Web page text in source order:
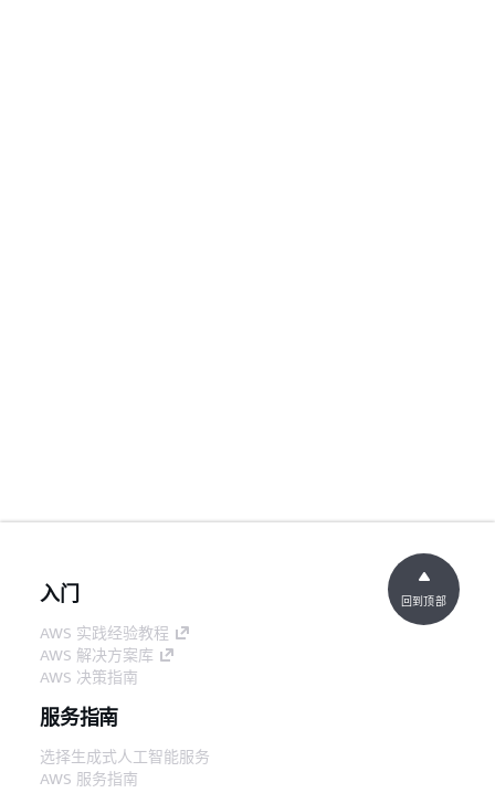
入门
AWS 实践经验教程
AWS 解决方案库
AWS 决策指南
服务指南
选择生成式人工智能服务
AWS 服务指南
回到顶部